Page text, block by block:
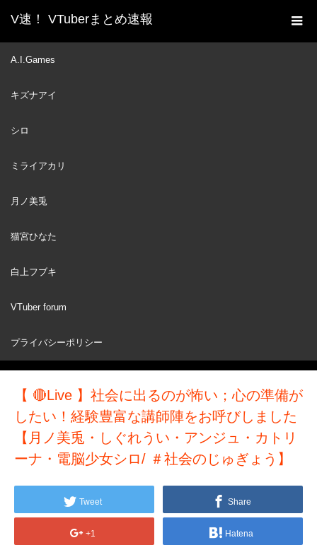
V速！ VTuberまとめ速報
A.I.Games
キズナアイ
シロ
ミライアカリ
月ノ美兎
猫宮ひなた
白上フブキ
VTuber forum
プライバシーポリシー
ホーム
新着動画一覧
【月ノ美兎・しぐれうい・アンジュ・カトリーナ・電脳少女シ
27
【 🔴Live 】社会に出るのが怖い；心の準備が
したい！経験豊富な講師陣をお呼びしました
【月ノ美兎・しぐれうい・アンジュ・カトリ
ーナ・電脳少女シロ/ ＃社会のじゅぎょう】
Tweet Share
+1 Hatena